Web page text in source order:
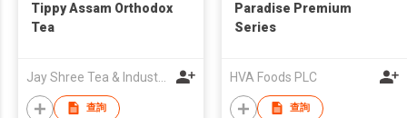
Tippy Assam Orthodox
Tea
Jay Shree Tea & Industries Ltd
查詢
Paradise Premium
Series
HVA Foods PLC
查詢